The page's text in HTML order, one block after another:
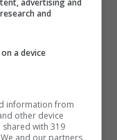
l’auto costa
un lusso.
il quinto
advertising and
and
a device
information from
other device
with 319
and our partners